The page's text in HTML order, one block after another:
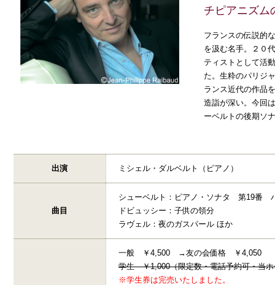
チピアニズム
フランスの伝説的
を汲む名手。２０
ティストとして活
た。生粋のパリジ
ランス近代の作品
造詣が深い。今回
ーベルトの後期ソ
出演 ミシェル・ダルベルト（ピアノ）
曲目
シューベルト：ピアノ・ソナタ 第19番
ドビュッシー：子供の領分
ラヴェル：夜のガスパール ほか
一般 ￥4,500 →友の会価格 ￥4,050
学生 ￥1,000（限定数・電話予約可・当
※学生券は完売いたしました。